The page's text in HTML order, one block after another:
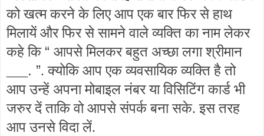
को खत्म करने के लिए आप एक बार फिर से हाथ
मिलायें और फिर से सामने वाले व्यक्ति का नाम लेकर
कहे कि“ आपसे मिलकर बहुत अच्छा लगा श्रीमान
. ”. क्योकि आप एक व्यवसायिक व्यक्ति है तो
आप उन्हें अपना मोबाइल नंबर या विसिटिंग कार्ड भी
जरुर दें ताकि वो आपसे संपर्क बना सके. इस तरह
आप उनसे विदा लें.